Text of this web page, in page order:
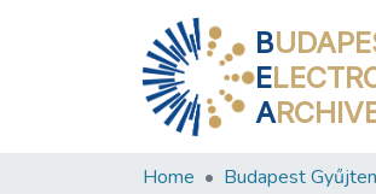
B
E
A
Home Budapest